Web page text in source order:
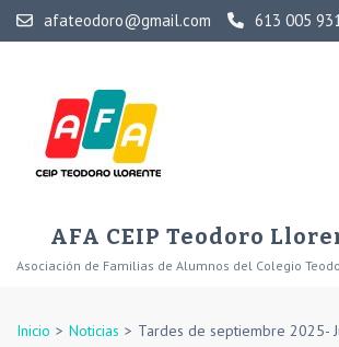
Saltar
al
(presiona
tecla
afateodoro@gmail.com 613 005
AFA CEIP Teodoro
Asociación de Familias de Alumnos del Colegio
Inicio > Noticias > Tardes de septiembre 2025-